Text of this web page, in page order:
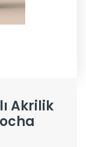
Akrilik